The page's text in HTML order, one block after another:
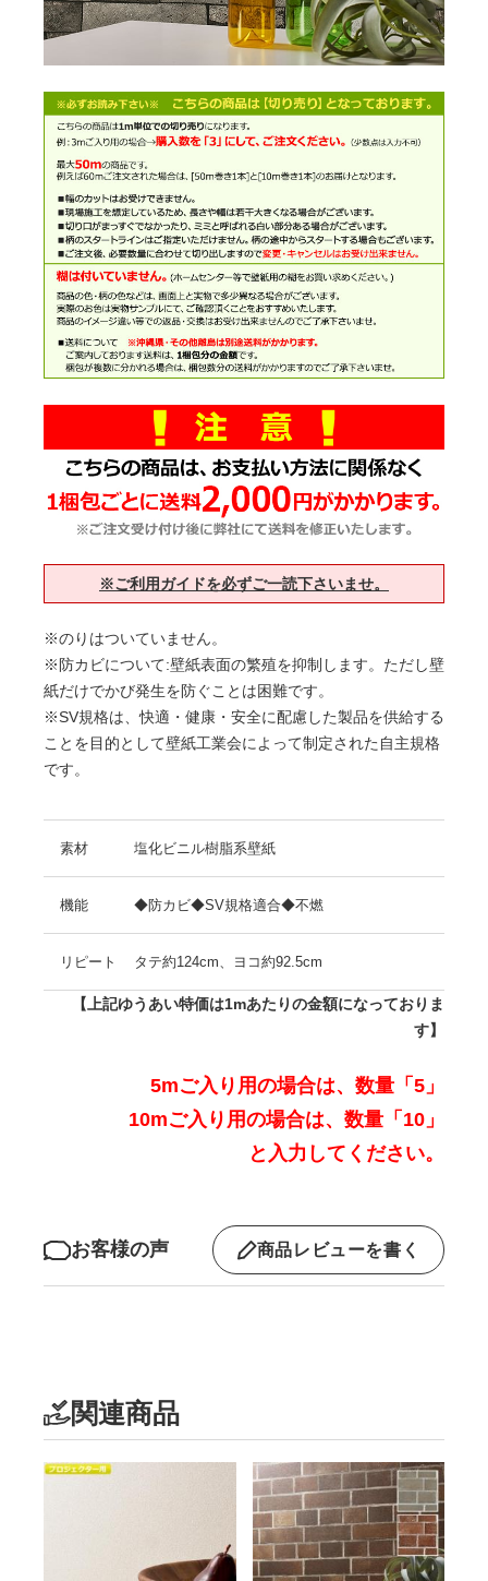
※ご利用ガイドを必ずご一読下さいませ。
※のりはついていません。
※防カビについて:壁紙表面の繁殖を抑制します。ただし壁
紙だけでかび発生を防ぐことは困難です。
※SV規格は、快適・健康・安全に配慮した製品を供給する
ことを目的として壁紙工業会によって制定された自主規格
です。
素材 塩化ビニル樹脂系壁紙
機能 ◆防カビ◆SV規格適合◆不燃
リピート タテ約124cm、ヨコ約92.5cm
【上記ゆうあい特価は1mあたりの金額になっておりま
す】
5mご入り用の場合は、数量「5」
10mご入り用の場合は、数量「10」
と入力してください。
お客様の声 商品レビューを書く
関連商品